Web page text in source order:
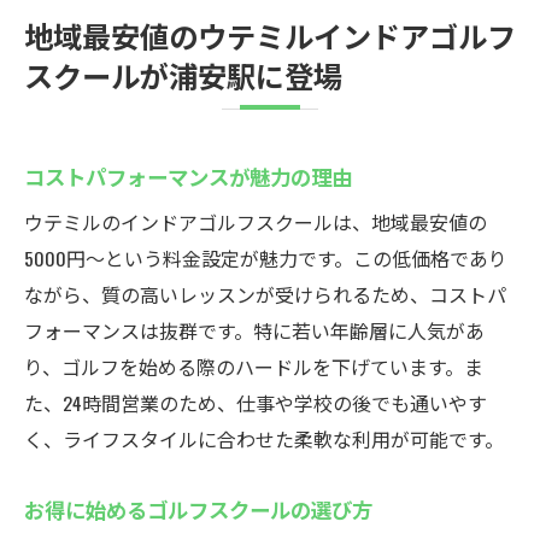
地域最安値のウテミルインドアゴルフ
スクールが浦安駅に登場
コストパフォーマンスが魅力の理由
ウテミルのインドアゴルフスクールは、地域最安値の
5000円〜という料金設定が魅力です。この低価格であり
ながら、質の高いレッスンが受けられるため、コストパ
フォーマンスは抜群です。特に若い年齢層に人気があ
り、ゴルフを始める際のハードルを下げています。ま
た、24時間営業のため、仕事や学校の後でも通いやす
く、ライフスタイルに合わせた柔軟な利用が可能です。
お得に始めるゴルフスクールの選び方